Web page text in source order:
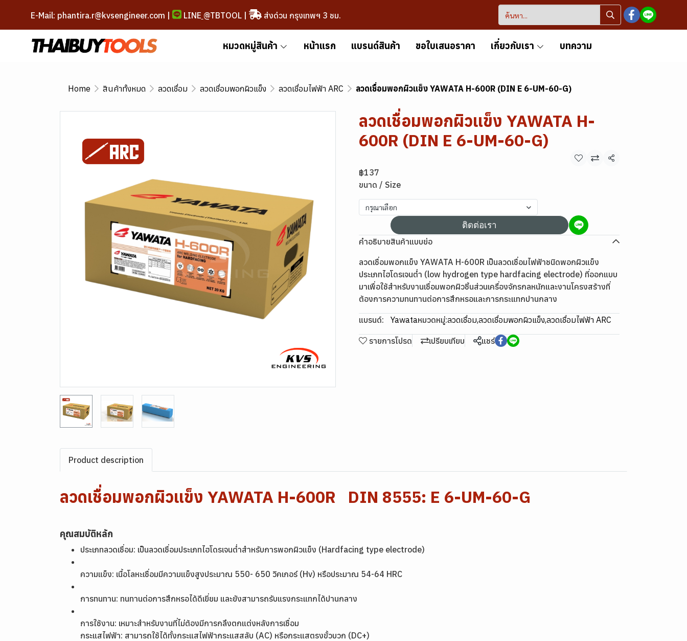
E-Mail: phantira.r@kvsengineer.com | LINE @TBTOOL| ส่งด่วน กรุงเทพฯ 3 ชม.
หมวดหมู่สินค้า หน้าแรก แบรนด์สินค้า ขอใบเสนอราคา เกี่ยวกับเรา บทความ
Home สินค้าทั้งหมด ลวดเชื่อม ลวดเชื่อมพอกผิวแข็ง ลวดเชื่อมไฟฟ้า ARC ลวดเชื่อมพอกผิวแข็ง YAWATA H-600R (DIN E 6-UM-60-G)
ลวดเชื่อมพอกผิวแข็ง YAWATA H-
600R (DIN E 6-UM-60-G)
แชร์
฿137
ขนาด / Size
กรุณาเลือก
ติดต่อเรา
คำอธิบายสินค้าแบบย่อ
ลวดเชื่อมพอกแข็ง YAWATA H-600R เป็นลวดเชื่อมไฟฟ้าชนิดพอกผิวแข็ง
ประเภทไฮโดรเจนต่ำ (low hydrogen type hardfacing electrode) ที่ออกแบบ
มาเพื่อใช้สำหรับงานเชื่อมพอกผิวชิ้นส่วนเครื่องจักรกลหนักและงานโครงสร้างที่
ต้องการความทนทานต่อการสึกหรอและการกระแทกปานกลาง
แบรนด์: Yawataหมวดหมู่:ลวดเชื่อม,ลวดเชื่อมพอกผิวแข็ง,ลวดเชื่อมไฟฟ้า ARC
รายการโปรด เปรียบเทียบ แชร์
Product description
ลวดเชื่อมพอกผิวแข็ง YAWATA H-600R DIN 8555: E 6-UM-60-G
คุณสมบัติหลัก
ประเภทลวดเชื่อม: เป็นลวดเชื่อมประเภทไฮโดรเจนต่ำสำหรับการพอกผิวแข็ง (Hardfacing type electrode)
ความแข็ง: เนื้อโลหะเชื่อมมีความแข็งสูงประมาณ 550- 650 วิคเกอร์ (Hv) หรือประมาณ 54-64 HRC
การทนทาน: ทนทานต่อการสึกหรอได้ดีเยี่ยม และยังสามารถรับแรงกระแทกได้ปานกลาง
การใช้งาน: เหมาะสำหรับงานที่ไม่ต้องมีการกลึงตกแต่งหลังการเชื่อม
กระแสไฟฟ้า: สามารถใช้ได้ทั้งกระแสไฟฟ้ากระแสสลับ (AC) หรือกระแสตรงขั้วบวก (DC+)